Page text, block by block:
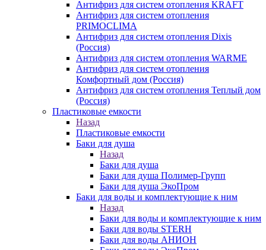
Антифриз для систем отопления KRAFT
Антифриз для систем отопления
PRIMOCLIMA
Антифриз для систем отопления Dixis
(Россия)
Антифриз для систем отопления WARME
Антифриз для систем отопления
Комфортный дом (Россия)
Антифриз для систем отопления Теплый дом
(Россия)
Пластиковые емкости
Назад
Пластиковые емкости
Баки для душа
Назад
Баки для душа
Баки для душа Полимер-Групп
Баки для душа ЭкоПром
Баки для воды и комплектующие к ним
Назад
Баки для воды и комплектующие к ним
Баки для воды STERH
Баки для воды АНИОН